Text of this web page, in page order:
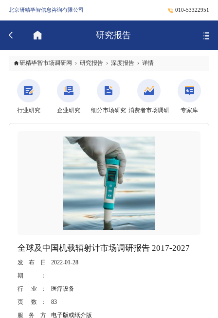
北京研精毕智信息咨询有限公司 010-53322951
研究报告
研精毕智市场调研网 研究报告 深度报告 详情
行业研究 企业研究 细分市场研究 消费者市场调研 专家库
全球及中国机载辐射计市场调研报告 2017-2027
发布日
期：
2022-01-28
行 业：
医疗设备
页 数：
83
服务方
电子版或纸介版